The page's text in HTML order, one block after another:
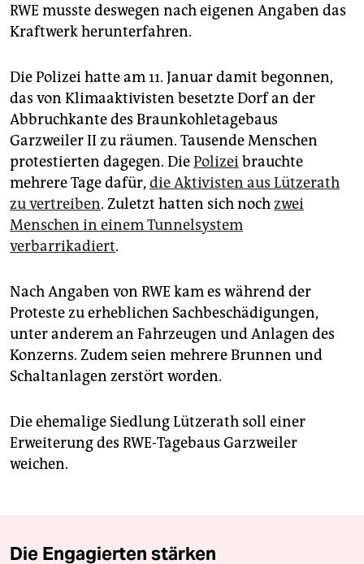
RWE musste deswegen nach eigenen Angaben das
Kraftwerk herunterfahren.
Die Polizei hatte am 11. Januar damit begonnen,
das von Klimaaktivisten besetzte Dorf an der
Abbruchkante des Braunkohletagebaus
Garzweiler II zu räumen. Tausende Menschen
protestierten dagegen. DiePolizeibrauchte
mehrere Tage dafür, die Aktivisten aus Lützerath
zu vertreiben. Zuletzt hatten sich nochzwei
Menschen in einem Tunnelsystem
verbarrikadiert.
Nach Angaben von RWE kam es während der
Proteste zu erheblichen Sachbeschädigungen,
unter anderem an Fahrzeugen und Anlagen des
Konzerns. Zudem seien mehrere Brunnen und
Schaltanlagen zerstört worden.
Die ehemalige Siedlung Lützerath soll einer
Erweiterung des RWE-Tagebaus Garzweiler
weichen.
Die Engagierten stärken